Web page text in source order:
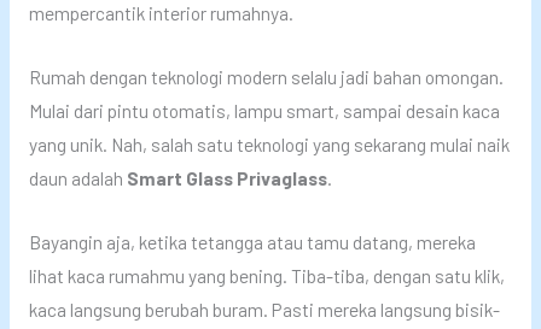
mempercantik interior rumahnya.
Rumah dengan teknologi modern selalu jadi bahan omongan.
Mulai dari pintu otomatis, lampu smart, sampai desain kaca
yang unik. Nah, salah satu teknologi yang sekarang mulai naik
daun adalah Smart Glass Privaglass.
Bayangin aja, ketika tetangga atau tamu datang, mereka
lihat kaca rumahmu yang bening. Tiba-tiba, dengan satu klik,
kaca langsung berubah buram. Pasti mereka langsung bisik-